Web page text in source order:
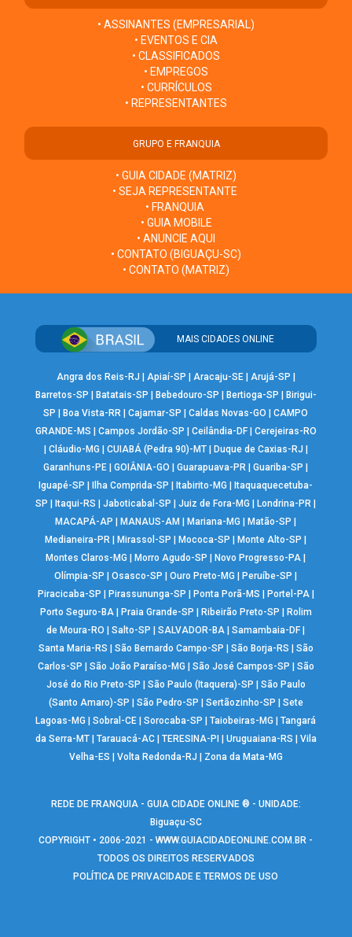
• ASSINANTES (EMPRESARIAL)
• EVENTOS E CIA
• CLASSIFICADOS
• EMPREGOS
• CURRÍCULOS
• REPRESENTANTES
GRUPO E FRANQUIA
• GUIA CIDADE (MATRIZ)
• SEJA REPRESENTANTE
• FRANQUIA
• GUIA MOBILE
• ANUNCIE AQUI
• CONTATO (BIGUAÇU-SC)
• CONTATO (MATRIZ)
MAIS CIDADES ONLINE
Angra dos Reis-RJ Apiaí-SP Aracaju-SE| Arujá-SP
Barretos-SP
Batatais-SP Bebedouro-SP Bertioga-SP
Birigui-
SP
Boa Vista-RR |Cajamar-SP |Caldas Novas-GO |CAMPO
GRANDE-MS
Campos Jordão-SP Ceilândia-DF| Cerejeiras-RO
Cláudio-MG CUIABÁ (Pedra 90)-MT| Duque de Caxias-RJ
Garanhuns-PE |GOIÂNIA-GO |Guarapuava-PR |Guariba-SP
Iguapé-SP
Ilha Comprida-SP Itabirito-MG
Itaquaquecetuba-
SP
Itaqui-RS |Jaboticabal-SP |Juiz de Fora-MG Londrina-PR
MACAPÁ-AP
MANAUS-AM Mariana-MG Matão-SP
Medianeira-PR
Mirassol-SP Mococa-SP Monte Alto-SP
Montes Claros-MG
Morro Agudo-SP Novo Progresso-PA
Olímpia-SP
|Osasco-SP |Ouro Preto-MG Peruíbe-SP
Piracicaba-SP
Pirassununga-SP Ponta Porã-MS Portel-PA|
Porto Seguro-BA| Praia Grande-SP Ribeirão Preto-SP
Rolim
de Moura-RO
|Salto-SP |SALVADOR-BA |Samambaia-DF
Santa Maria-RS
São Bernardo Campo-SP São Borja-RS
São
Carlos-SP
São João Paraíso-MG São José Campos-SP
São
José do Rio Preto-SP
São Paulo (Itaquera)-SP
São Paulo
(Santo Amaro)-SP
São Pedro-SP Sertãozinho-SP
Sete
Lagoas-MG
|Sobral-CE |Sorocaba-SP |Taiobeiras-MG |Tangará
da Serra-MT| Tarauacá-AC| TERESINA-PI Uruguaiana-RS
Vila
Velha-ES
Volta Redonda-RJ Zona da Mata-MG
REDE DE FRANQUIA - GUIA CIDADE ONLINE ® - UNIDADE:
Biguaçu-SC
COPYRIGHT • 2006-2021 -WWW.GUIACIDADEONLINE.COM.BR -
TODOS OS DIREITOS RESERVADOS
POLÍTICA DE PRIVACIDADE E TERMOS DE USO